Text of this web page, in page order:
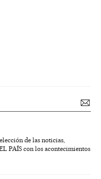
de las noticias,
PAÍS con los acontecimientos